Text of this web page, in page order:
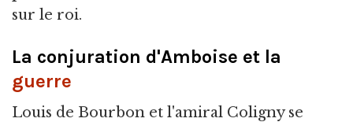
sur le roi.
La conjuration d'Amboise et la
guerre
Louis de Bourbon et l'amiral Coligny se